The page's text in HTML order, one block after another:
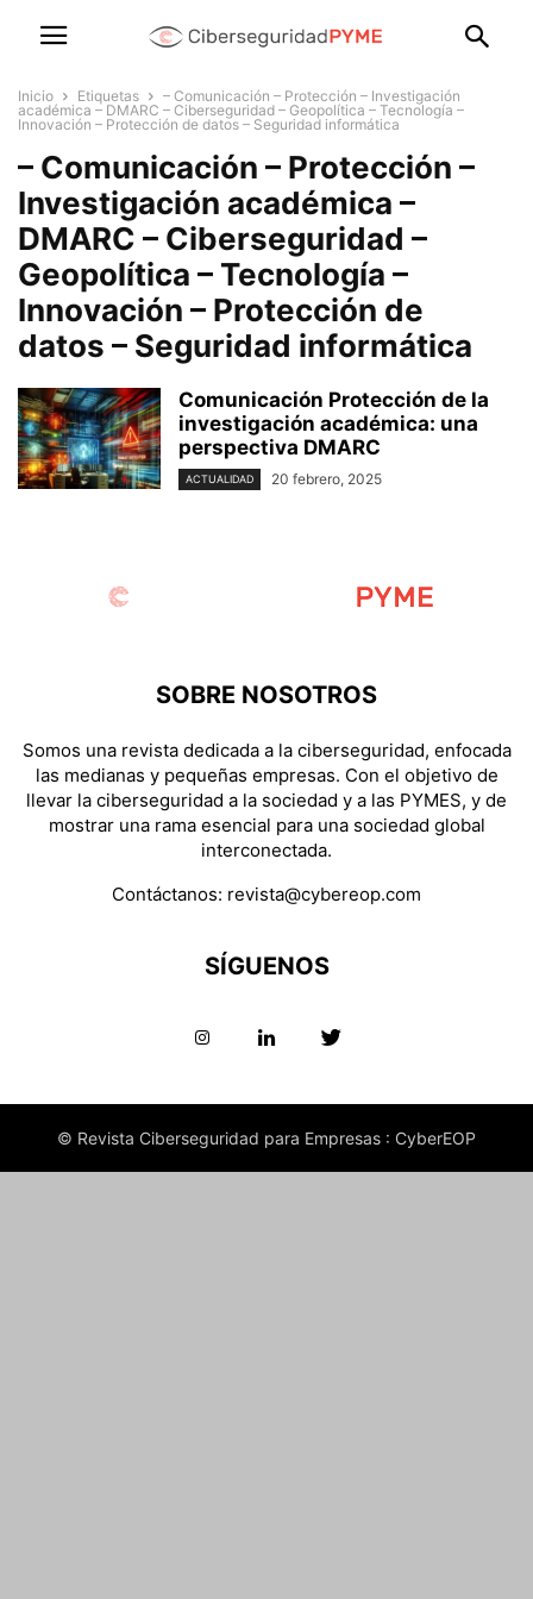
Inicio Etiquetas
– Comunicación – Protección – Investigación
académica – DMARC – Ciberseguridad – Geopolítica – Tecnología –
Innovación – Protección de datos – Seguridad informática
– Comunicación – Protección –
Investigación académica –
DMARC – Ciberseguridad –
Geopolítica – Tecnología –
Innovación – Protección de
datos – Seguridad informática
Comunicación Protección de la
investigación académica: una
perspectiva DMARC
ACTUALIDAD 20 febrero, 2025
SOBRE NOSOTROS
Somos una revista dedicada a la ciberseguridad, enfocada
las medianas y pequeñas empresas. Con el objetivo de
llevar la ciberseguridad a la sociedad y a las PYMES, y de
mostrar una rama esencial para una sociedad global
interconectada.
Contáctanos: revista@cybereop.com
SÍGUENOS
© Revista Ciberseguridad para Empresas : CyberEOP